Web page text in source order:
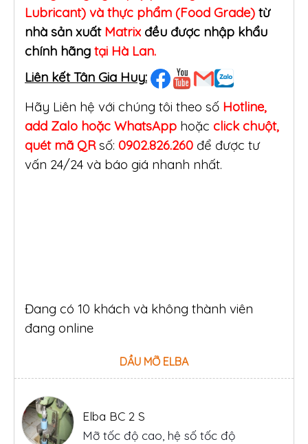
trong công nghiệp (Specialty Industrial
Lubricant) và thực phẩm (Food Grade)từ
nhà sản xuấtMatrixđều được nhập khẩu
chính hãng
tại Hà Lan.
Hãy Liên hệ với chúng tôi theo sốHotline,
add Zalo hoặc WhatsApphoặc clickchuột,
quét mã QRsố:0902.826.260 để được tư
Đang có 10 khách và không thành viên
DẦU MỠ ELBA
Elba BC 2 S